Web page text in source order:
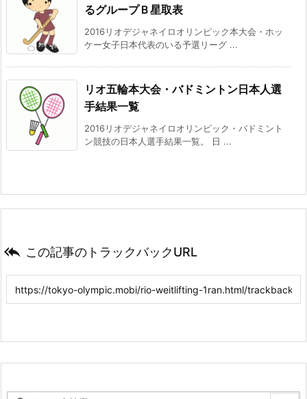
るグループＢ星取表
2016リオデジャネイロオリンピック本大会・ホッ
ケー女子日本代表のいる予選リーグ ...
リオ五輪本大会・バドミントン日本人選
手結果一覧
2016リオデジャネイロオリンピック・バドミント
ン競技の日本人選手結果一覧。 日 ...
 この記事のトラックバックURL